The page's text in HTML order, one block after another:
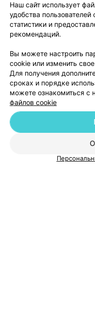
Наш сайт использует
удобства пользователей
статистики и
рекомендаций.
Вы можете настроить
cookie или изменить
Для получения
сроках и порядке
можете ознакомиться с
файлов cookie